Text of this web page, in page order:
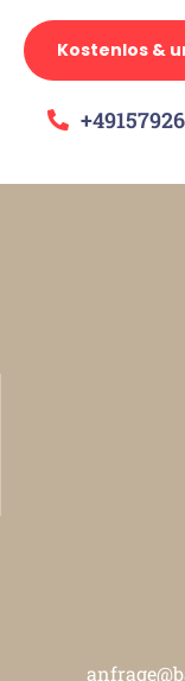
Kostenlos &